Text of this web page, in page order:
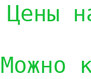
Цены
Можно